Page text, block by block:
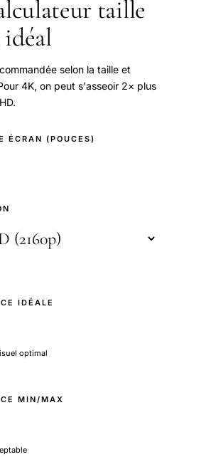
taille
selon la taille et
4K, on peut s'asseoir 2× plus
ÉCRAN (POUCES)
IDÉALE
optimal
MIN/MAX